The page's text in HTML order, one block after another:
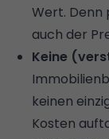
Wert. Denn
auch der
Keine
keinen
Kosten